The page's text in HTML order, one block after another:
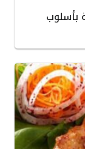
بأسلوب